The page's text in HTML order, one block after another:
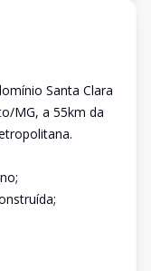
Santa Clara
MG, a 55km da